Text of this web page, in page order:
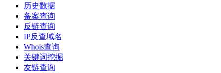
历史数据
备案查询
反链查询
IP反查域名
Whois查询
关键词挖掘
友链查询